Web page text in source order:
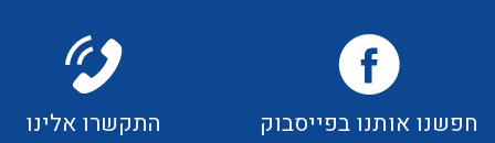
לכל מוצרי היצרן לכל מוצרי היצרן
חפשנו אותנו בפייסבוק התקשרו אלינו